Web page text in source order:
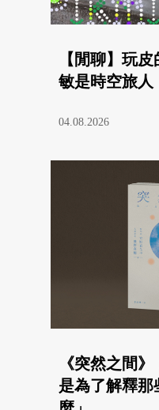
【閒聊】玩
敏是時空旅人
04.08.2026
《突然之間
是為了解釋那